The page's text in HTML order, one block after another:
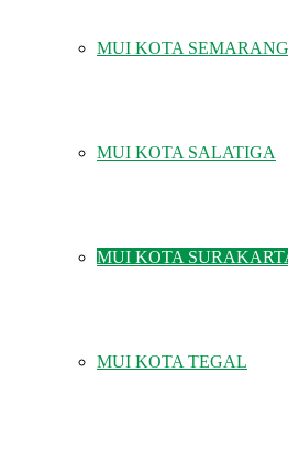
MUI KOTA SEMARANG
MUI KOTA SALATIGA
MUI KOTA
MUI KOTA TEGAL